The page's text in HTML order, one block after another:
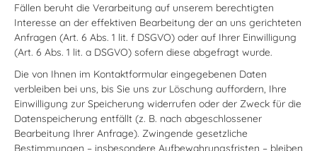
Fällen beruht die Verarbeitung auf unserem berechtigten
Interesse an der effektiven Bearbeitung der an uns gerichteten
Anfragen (Art. 6 Abs. 1 lit. f DSGVO) oder auf Ihrer Einwilligung
(Art. 6 Abs. 1 lit. a DSGVO) sofern diese abgefragt wurde.
Die von Ihnen im Kontaktformular eingegebenen Daten
verbleiben bei uns, bis Sie uns zur Löschung auffordern, Ihre
Einwilligung zur Speicherung widerrufen oder der Zweck für die
Datenspeicherung entfällt (z. B. nach abgeschlossener
Bearbeitung Ihrer Anfrage). Zwingende gesetzliche
Bestimmungen – insbesondere Aufbewahrungsfristen – bleiben